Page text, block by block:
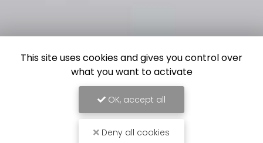
This site uses cookies and gives you control over
what you want to activate
OK, accept all
Deny all cookies